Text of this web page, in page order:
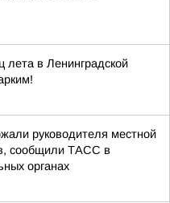
лета в Ленинградской
руководителя местной
сообщили ТАСС в
органах